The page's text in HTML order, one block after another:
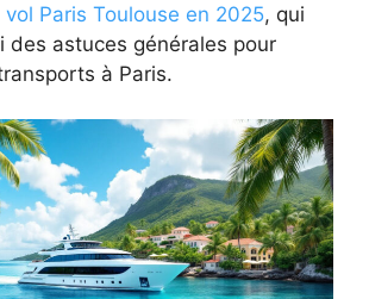
vol Paris Toulouse en 2025, qui
des astuces générales pour
à Paris.